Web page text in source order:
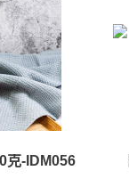
克-IDM056